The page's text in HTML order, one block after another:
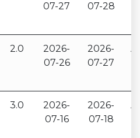
07-27
07-28
2.0
2026-
07-26
2026-
07-27
3.0
2026-
07-16
2026-
07-18